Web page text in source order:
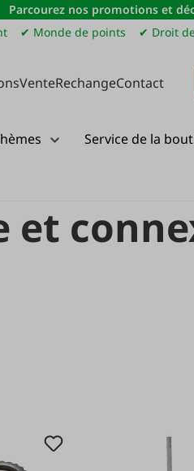
Parcourez nos promotions et
✔ Monde de points ✔ Droit
VenteRechangeContact
Service de la
et